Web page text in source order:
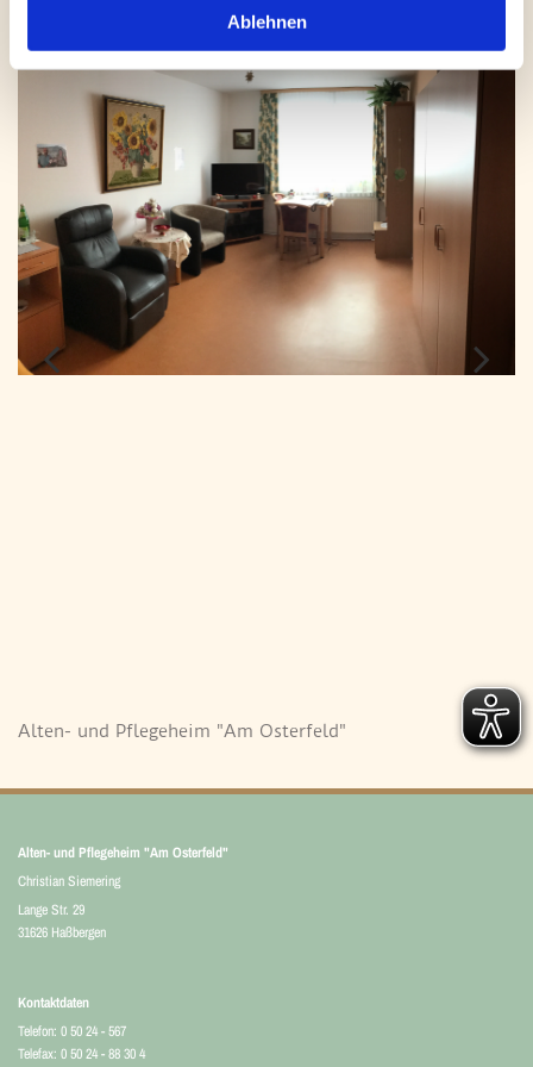
Ablehnen
Alten- und Pflegeheim "Am Osterfeld"
Alten- und Pflegeheim "Am Osterfeld"
Christian Siemering
Lange Str. 29
31626 Haßbergen
Kontaktdaten
Telefon: 0 50 24 - 567
Telefax: 0 50 24 - 88 30 4